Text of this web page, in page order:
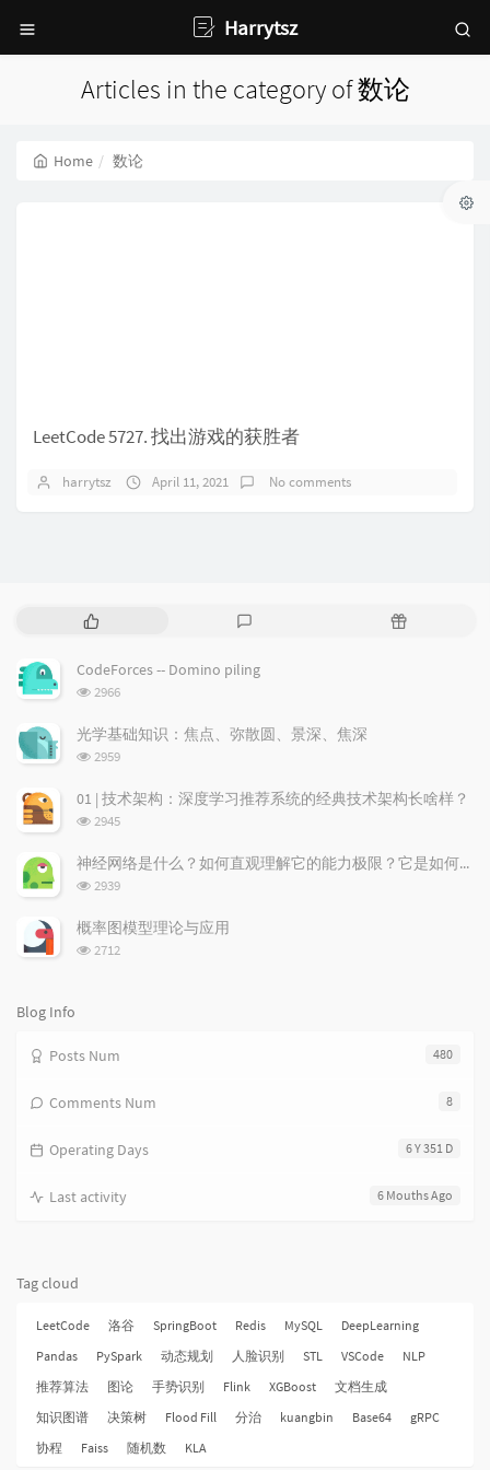
Harrytsz
Articles in the category of 数论
Home 数论
LeetCode 5727. 找出游戏的获胜者
harrytsz April 11, 2021 No comments
P
p
u
a
r
r
t
c
l
s
e
t
m
n
R
t
l
CodeForces -- Domino piling
浏
次
数:
2966
光学基础知识：焦点、弥散圆、景深、焦深
浏
次
数:
2959
01 | 技术架构：深度学习推荐系统的经典技术架构长啥样？
浏
次
数:
2945
神经网络是什么？如何直观理解它的能力极限？它是如何无限逼近真理？
浏
次
数:
2939
概率图模型理论与应用
浏
2712
Blog Info
480
Posts Num
8
Comments Num
6 Y 351 D
Operating Days
6 Mouths Ago
Last activity
Tag cloud
LeetCode 洛谷 SpringBoot Redis MySQL
DeepLearning
Pandas
PySpark 动态规划 人脸识别 STL VSCode
NLP
推荐算法
图论 手势识别 Flink XGBoost
文档生成
知识图谱
决策树 Flood Fill 分治 kuangbin Base64
gRPC
协程
Faiss 随机数 KLA